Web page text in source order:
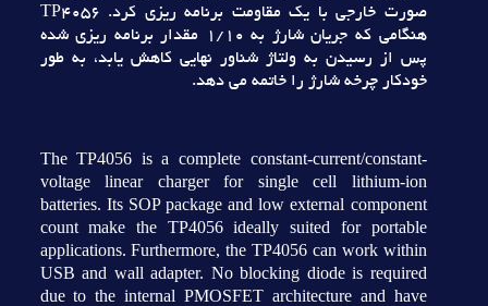
صورت خارجي با يک مقاومت برنامه ريزي کرد. TP4056
هنگامي که جريان شارژ به 1/10 مقدار برنامه ريزي شده
پس از رسيدن به ولتاژ شناور نهايي کاهش يابد، به طور
خودکار چرخه شارژ را خاتمه مي دهد.
The TP4056 is a complete constant-current/constant-
voltage linear charger for single cell lithium-ion
batteries. Its SOP package and low external component
count make the TP4056 ideally suited for portable
applications. Furthermore, the TP4056 can work within
USB and wall adapter. No blocking diode is required
due to the internal PMOSFET architecture and have